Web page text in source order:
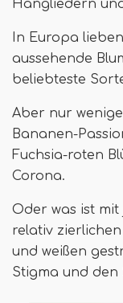
Hangliedern
In Europa
aussehende
beliebteste
Aber nur
Bananen-
Fuchsia-roten
Corona.
Oder was ist
relativ
und weißen
Stigma und